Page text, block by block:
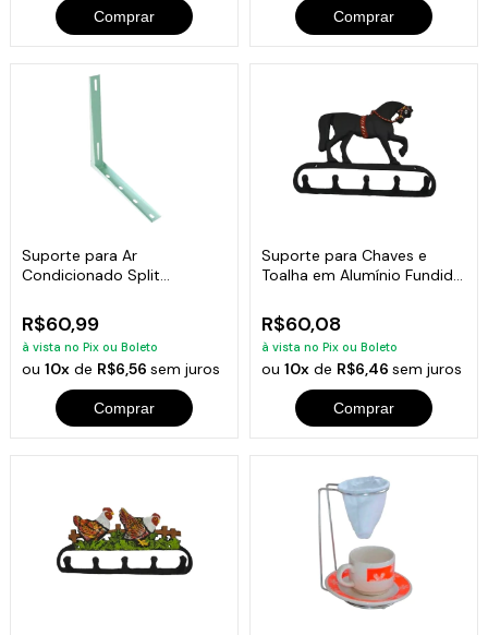
Comprar Comprar
Suporte para Ar
Condicionado Split
R$60,99
à vista no Pix ou Boleto
ou10x de R$6,56sem juros
Comprar
Suporte para Chaves e
Toalha em Alumínio Fundido
R$60,08
à vista no Pix ou Boleto
ou 10xde R$6,46 sem juros
Comprar